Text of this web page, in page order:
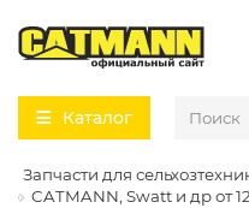
Каталог
Запчасти для
CATMANN, Swatt и др от